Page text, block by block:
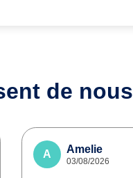
de nous
A Amelie
03/08/2026